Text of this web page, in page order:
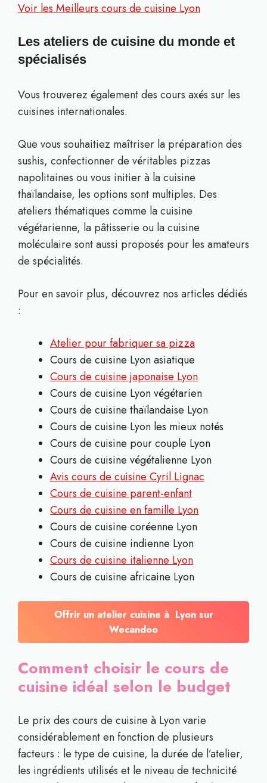
Voir les Meilleurs cours de cuisine Lyon
Les ateliers de cuisine du monde et
spécialisés
Vous trouverez également des cours axés sur les
cuisines internationales.
Que vous souhaitiez maîtriser la préparation des
sushis, confectionner de véritables pizzas
napolitaines ou vous initier à la cuisine
thaïlandaise, les options sont multiples. Des
ateliers thématiques comme la cuisine
végétarienne, la pâtisserie ou la cuisine
moléculaire sont aussi proposés pour les amateurs
de spécialités.
Pour en savoir plus, découvrez nos articles dédiés
:
Atelier pour fabriquer sa pizza
Cours de cuisine Lyon asiatique
Cours de cuisine japonaise Lyon
Cours de cuisine Lyon végétarien
Cours de cuisine thaïlandaise Lyon
Cours de cuisine Lyon les mieux notés
Cours de cuisine pour couple Lyon
Cours de cuisine végétalienne Lyon
Avis cours de cuisine Cyril Lignac
Cours de cuisine parent-enfant
Cours de cuisine en famille Lyon
Cours de cuisine coréenne Lyon
Cours de cuisine indienne Lyon
Cours de cuisine italienne Lyon
Cours de cuisine africaine Lyon
Offrir un atelier cuisine à Lyon sur
Wecandoo
Comment choisir le cours de
cuisine idéal selon le budget
Le prix des cours de cuisine à Lyon varie
considérablement en fonction de plusieurs
facteurs : le type de cuisine, la durée de l’atelier,
les ingrédients utilisés et le niveau de technicité